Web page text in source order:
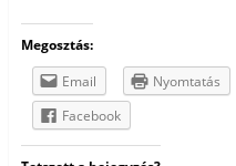
Megosztás:
Email
Nyomtatás
Facebook